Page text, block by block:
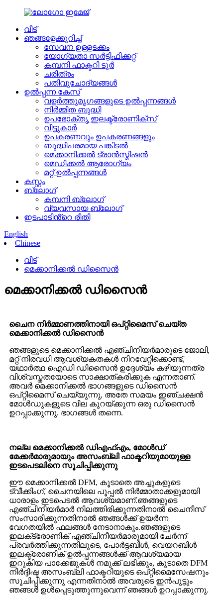
വീട്
ഞങ്ങളേക്കുറിച്ച്
സേവന ഉള്ളടക്കം
യോഗ്യതാ സർട്ടിഫിക്കറ്റ്
കമ്പനി ഫാക്ടറി ടൂർ
ചരിത്രം
പതിവുചോദ്യങ്ങൾ
ഉൽപ്പന്ന കേസ്
വളർത്തുമൃഗങ്ങളുടെ ഉൽപ്പന്നങ്ങൾ
നിർമ്മിത ബുദ്ധി
ഉപഭോക്തൃ ഇലക്ട്രോണിക്സ്
വീട്ടുകാർ
ഉപകരണവും ഉപകരണങ്ങളും
ബുദ്ധിപരമായ പങ്കിടൽ
മെക്കാനിക്കൽ ട്രാൻസ്മിഷൻ
മെഡിക്കൽ ആരോഗ്യം
മറ്റ് ഉൽപ്പന്നങ്ങൾ
കസ്റ്റം
ബ്ലോഗ്
കമ്പനി ബ്ലോഗ്
വ്യവസായ ബ്ലോഗ്
ഇടപാടിൻ്റെ രീതി
English
Chinese
വീട്
മെക്കാനിക്കൽ ഡിസൈൻ
മെക്കാനിക്കൽ ഡിസൈൻ
ചൈന നിർമ്മാണത്തിനായി ഒപ്റ്റിമൈസ് ചെയ്ത
മെക്കാനിക്കൽ ഡിസൈൻ
ഞങ്ങളുടെ മെക്കാനിക്കൽ എഞ്ചിനീയർമാരുടെ ജോലി,
മറ്റ് നിരവധി ആവശ്യകതകൾ നിറവേറ്റിക്കൊണ്ട്,
യഥാർത്ഥ ഐഡി ഡിസൈൻ ഉദ്ദേശ്യം കഴിയുന്നത്ര
വിശ്വസ്തതയോടെ സാക്ഷാത്കരിക്കുക എന്നതാണ്.
അവർ മെക്കാനിക്കൽ ഭാഗങ്ങളുടെ ഡിസൈൻ
ഒപ്റ്റിമൈസ് ചെയ്യുന്നു, അതേ സമയം ഇഞ്ചക്ഷൻ
മോൾഡുകളുടെ വില കുറയ്ക്കുന്ന ഒരു ഡിസൈൻ
ഉറപ്പാക്കുന്നു. ഭാഗങ്ങൾ തന്നെ.
നല്ല മെക്കാനിക്കൽ ഡിഎഫ്എം, മോൾഡ്
മേക്കർമാരുമായും അസംബ്ലി ഫാക്ടറിയുമായുള്ള
ഇടപെടലിനെ സൂചിപ്പിക്കുന്നു
ഈ മെക്കാനിക്കൽ DFM, കൂടാതെ അച്ചുകളുടെ
ട്വീക്കിംഗ്, ചൈനയിലെ പൂപ്പൽ നിർമ്മാതാക്കളുമായി
ധാരാളം ഇടപെടൽ ആവശ്യമാണ്.ഞങ്ങളുടെ
എഞ്ചിനീയർമാർ നിലത്തിരിക്കുന്നതിനാൽ ചൈനീസ്
സംസാരിക്കുന്നതിനാൽ ഞങ്ങൾക്ക് ഉയർന്ന
വേഗതയിൽ ഫലങ്ങൾ നേടാനാകും.ഞങ്ങളുടെ
ഇലക്‌ട്രോണിക് എഞ്ചിനീയർമാരുമായി ചേർന്ന്
പ്രവർത്തിക്കുന്നതിലൂടെ, പോർട്ടബിൾ, വെയറബിൾ
ഇലക്ട്രോണിക് ഉൽപ്പന്നങ്ങൾക്ക് ആവശ്യമായ
ഇറുകിയ പാക്കേജുകൾ നമുക്ക് ലഭിക്കും, കൂടാതെ DFM
നിർദ്ദിഷ്ട അസംബ്ലി ഫാക്ടറിയുടെ ഒപ്റ്റിമൈസേഷനും
സൂചിപ്പിക്കുന്നു എന്നതിനാൽ അവരുടെ ഇൻപുട്ടും
ഞങ്ങൾ ഉൾപ്പെടുത്തുന്നുവെന്ന് ഞങ്ങൾ ഉറപ്പാക്കുന്നു.